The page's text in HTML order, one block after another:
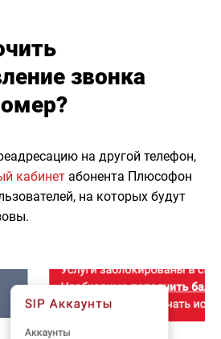
звонка
на другой телефон,
кабинет абонента Плюсофон
на которых будут